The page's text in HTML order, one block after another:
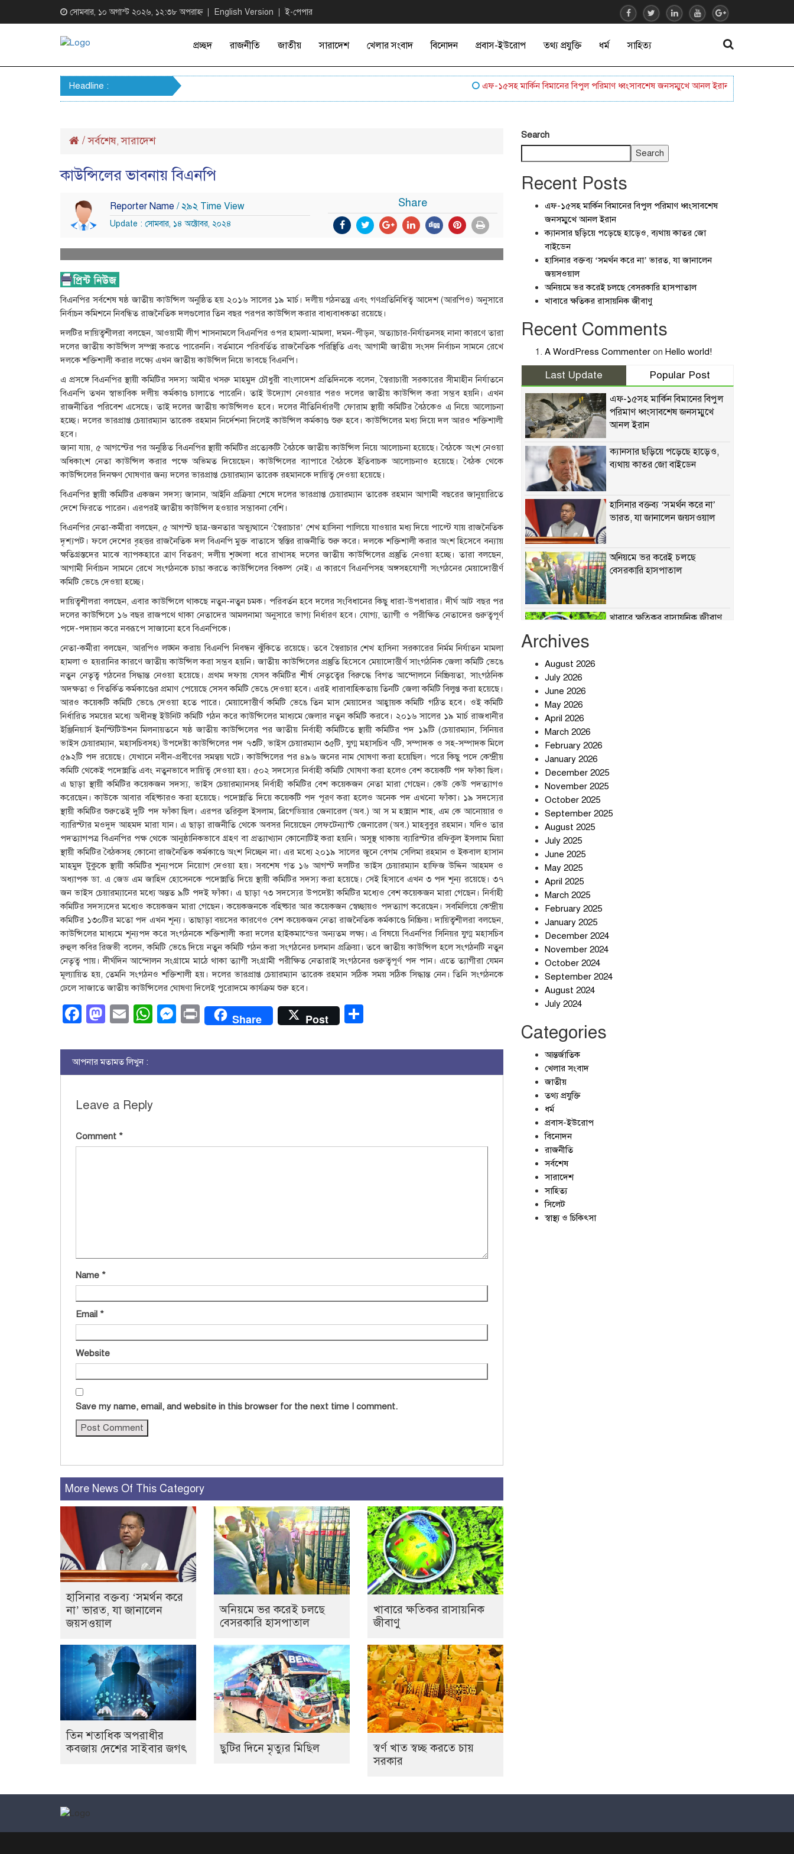
সোমবার, ১০ অগাস্ট ২০২৬, ১২:৩৮ অপরাহ্ন English Version ই-পেপার
প্রচ্ছদ রাজনীতি জাতীয় সারাদেশ খেলার সংবাদ বিনোদন প্রবাস-ইউরোপ তথ্য প্রযুক্তি ধর্ম সাহিত্য
Headline : এফ-১৫সহ মার্কিন বিমানের বিপুল পরিমাণ ধ্বংসাবশেষ জনসম্মুখে আনল ইরান ক্যানসার ছড়িয়ে
/সর্বশেষ,সারাদেশ
কাউন্সিলের ভাবনায় বিএনপি
Reporter Name / ২৯২ Time View
Update : সোমবার, ১৪ অক্টোবর, ২০২৪
Share
বিএনপির সর্বশেষ ষষ্ঠ জাতীয় কাউন্সিল অনুষ্ঠিত হয় ২০১৬ সালের ১৯ মার্চ। দলীয় গঠনতন্ত্র এবং গণপ্রতিনিধিত্ব আদেশ (আরপিও) অনুসারে
নির্বাচন কমিশনে নিবন্ধিত রাজনৈতিক দলগুলোর তিন বছর পরপর কাউন্সিল করার বাধ্যবাধকতা রয়েছে।
দলটির দায়িত্বশীলরা বলছেন, আওয়ামী লীগ শাসনামলে বিএনপির ওপর হামলা-মামলা, দমন-পীড়ন, অত্যাচার-নির্যাতনসহ নানা কারণে তারা
দলের জাতীয় কাউন্সিল সম্পন্ন করতে পারেননি। বর্তমানে পরিবর্তিত রাজনৈতিক পরিস্থিতি এবং আগামী জাতীয় সংসদ নির্বাচন সামনে রেখে
দলকে শক্তিশালী করার লক্ষ্যে এখন জাতীয় কাউন্সিল নিয়ে ভাবছে বিএনপি।
এ প্রসঙ্গে বিএনপির স্থায়ী কমিটির সদস্য আমীর খসরু মাহমুদ চৌধুরী বাংলাদেশ প্রতিদিনকে বলেন, স্বৈরাচারী সরকারের সীমাহীন নির্যাতনে
বিএনপি তখন স্বাভাবিক দলীয় কর্মকাণ্ড চালাতে পারেনি। তাই উদ্যোগ নেওয়ার পরও দলের জাতীয় কাউন্সিল করা সম্ভব হয়নি। এখন
রাজনীতির পরিবেশ এসেছে। তাই দলের জাতীয় কাউন্সিলও হবে। দলের নীতিনির্ধারণী ফোরাম স্থায়ী কমিটির বৈঠকেও এ নিয়ে আলোচনা
হচ্ছে। দলের ভারপ্রাপ্ত চেয়ারম্যান তারেক রহমান নির্দেশনা দিলেই কাউন্সিল কর্মকাণ্ড শুরু হবে। কাউন্সিলের মধ্য দিয়ে দল আরও শক্তিশালী
হবে।
জানা যায়, ৫ আগস্টের পর অনুষ্ঠিত বিএনপির স্থায়ী কমিটির প্রত্যেকটি বৈঠকে জাতীয় কাউন্সিল নিয়ে আলোচনা হয়েছে। বৈঠকে অংশ নেওয়া
অধিকাংশ নেতা কাউন্সিল করার পক্ষে অভিমত দিয়েছেন। কাউন্সিলের ব্যাপারে বৈঠকে ইতিবাচক আলোচনাও হয়েছে। বৈঠক থেকে
কাউন্সিলের দিনক্ষণ ঘোষণার জন্য দলের ভারপ্রাপ্ত চেয়ারম্যান তারেক রহমানকে দায়িত্ব দেওয়া হয়েছে।
বিএনপির স্থায়ী কমিটির একজন সদস্য জানান, আইনি প্রক্রিয়া শেষে দলের ভারপ্রাপ্ত চেয়ারম্যান তারেক রহমান আগামী বছরের জানুয়ারিতে
দেশে ফিরতে পারেন। এরপরই জাতীয় কাউন্সিল হওয়ার সম্ভাবনা বেশি।
বিএনপির নেতা-কর্মীরা বলছেন, ৫ আগস্ট ছাত্র-জনতার অভ্যুত্থানে ‘স্বৈরাচার’ শেখ হাসিনা পালিয়ে যাওয়ার মধ্য দিয়ে পাল্টে যায় রাজনৈতিক
দৃশ্যপট। ফলে দেশের বৃহত্তর রাজনৈতিক দল বিএনপি মুক্ত বাতাসে স্বস্তির রাজনীতি শুরু করে। দলকে শক্তিশালী করার অংশ হিসেবে বন্যায়
ক্ষতিগ্রস্তদের মাঝে ব্যাপকহারে ত্রাণ বিতরণ; দলীয় শৃঙ্খলা ধরে রাখাসহ দলের জাতীয় কাউন্সিলের প্রস্তুতি নেওয়া হচ্ছে। তারা বলছেন,
আগামী নির্বাচন সামনে রেখে সংগঠনকে চাঙা করতে কাউন্সিলের বিকল্প নেই। এ কারণে বিএনপিসহ অঙ্গসহযোগী সংগঠনের মেয়াদোত্তীর্ণ
কমিটি ভেঙে দেওয়া হচ্ছে।
দায়িত্বশীলরা বলছেন, এবার কাউন্সিলে থাকছে নতুন-নতুন চমক। পরিবর্তন হবে দলের সংবিধানের কিছু ধারা-উপধারার। দীর্ঘ আট বছর পর
দলের কাউন্সিলে ১৬ বছর রাজপথে থাকা নেতাদের আমলনামা অনুসারে ভাগ্য নির্ধারণ হবে। যোগ্য, ত্যাগী ও পরীক্ষিত নেতাদের গুরুত্বপূর্ণ
পদে-পদায়ন করে নবরূপে সাজানো হবে বিএনপিকে।
নেতা-কর্মীরা বলছেন, আরপিও লঙ্ঘন করায় বিএনপি নিবন্ধন ঝুঁকিতে রয়েছে। তবে স্বৈরাচার শেখ হাসিনা সরকারের নির্মম নির্যাতন মামলা
হামলা ও হয়রানির কারণে জাতীয় কাউন্সিল করা সম্ভব হয়নি। জাতীয় কাউন্সিলের প্রস্তুতি হিসেবে মেয়াদোত্তীর্ণ সাংগঠনিক জেলা কমিটি ভেঙে
নতুন নেতৃত্ব গঠনের সিদ্ধান্ত নেওয়া হয়েছে। প্রথম দফায় যেসব কমিটির শীর্ষ নেতৃত্বের বিরুদ্ধে বিগত আন্দোলনে নিষ্ক্রিয়তা, সাংগঠনিক
অদক্ষতা ও বিতর্কিত কর্মকাণ্ডের প্রমাণ পেয়েছে সেসব কমিটি ভেঙে দেওয়া হবে। এরই ধারাবাহিকতায় তিনটি জেলা কমিটি বিলুপ্ত করা হয়েছে।
আরও কয়েকটি কমিটি ভেঙে দেওয়া হতে পারে। মেয়াদোত্তীর্ণ কমিটি ভেঙে তিন মাস মেয়াদের আহ্বায়ক কমিটি গঠিত হবে। ওই কমিটি
নির্ধারিত সময়ের মধ্যে অধীনস্থ ইউনিট কমিটি গঠন করে কাউন্সিলের মাধ্যমে জেলার নতুন কমিটি করবে। ২০১৬ সালের ১৯ মার্চ রাজধানীর
ইঞ্জিনিয়ার্স ইনস্টিটিউশন মিলনায়তনে ষষ্ঠ জাতীয় কাউন্সিলের পর জাতীয় নির্বাহী কমিটিতে স্থায়ী কমিটির পদ ১৯টি (চেয়ারম্যান, সিনিয়র
ভাইস চেয়ারম্যান, মহাসচিবসহ) উপদেষ্টা কাউন্সিলের পদ ৭৩টি, ভাইস চেয়ারম্যান ৩৫টি, যুগ্ম মহাসচিব ৭টি, সম্পাদক ও সহ-সম্পাদক মিলে
৫৯২টি পদ রয়েছে। যেখানে নবীন-প্রবীণের সমন্বয় ঘটে। কাউন্সিলের পর ৪৯৬ জনের নাম ঘোষণা করা হয়েছিল। পরে কিছু পদে কেন্দ্রীয়
কমিটি থেকেই পদোন্নতি এবং নতুনভাবে দায়িত্ব দেওয়া হয়। ৫০২ সদস্যের নির্বাহী কমিটি ঘোষণা করা হলেও বেশ কয়েকটি পদ ফাঁকা ছিল।
এ ছাড়া স্থায়ী কমিটির কয়েকজন সদস্য, ভাইস চেয়ারম্যানসহ নির্বাহী কমিটির বেশ কয়েকজন নেতা মারা গেছেন। কেউ কেউ পদত্যাগও
করেছেন। কাউকে আবার বহিষ্কারও করা হয়েছে। পদোন্নতি দিয়ে কয়েকটি পদ পূরণ করা হলেও অনেক পদ এখনো ফাঁকা। ১৯ সদস্যের
স্থায়ী কমিটির শুরুতেই দুটি পদ ফাঁকা ছিল। এরপর তরিকুল ইসলাম, ব্রিগেডিয়ার জেনারেল (অব.) আ স ম হান্নান শাহ, এম কে আনোয়ার ও
ব্যারিস্টার মওদুদ আহমদ মারা যান। এ ছাড়া রাজনীতি থেকে অবসর নিয়েছেন লেফটেন্যান্ট জেনারেল (অব.) মাহবুবুর রহমান। যদিও তার
পদত্যাগপত্র বিএনপির পক্ষ থেকে আনুষ্ঠানিকভাবে গ্রহণ বা প্রত্যাখ্যান কোনোটিই করা হয়নি। অসুস্থ থাকায় ব্যারিস্টার রফিকুল ইসলাম মিয়া
স্থায়ী কমিটির বৈঠকসহ কোনো রাজনৈতিক কর্মকাণ্ডে অংশ নিচ্ছেন না। এর মধ্যে ২০১৯ সালের জুনে বেগম সেলিমা রহমান ও ইকবাল হাসান
মাহমুদ টুকুকে স্থায়ী কমিটির শূন্যপদে নিয়োগ দেওয়া হয়। সবশেষ গত ১৬ আগস্ট দলটির ভাইস চেয়ারম্যান হাফিজ উদ্দিন আহমদ ও
অধ্যাপক ডা. এ জেড এম জাহিদ হোসেনকে পদোন্নতি দিয়ে স্থায়ী কমিটির সদস্য করা হয়েছে। সেই হিসাবে এখন ৩ পদ শূন্য রয়েছে। ৩৭
জন ভাইস চেয়ারম্যানের মধ্যে অন্তত ৯টি পদই ফাঁকা। এ ছাড়া ৭৩ সদস্যের উপদেষ্টা কমিটির মধ্যেও বেশ কয়েকজন মারা গেছেন। নির্বাহী
কমিটির সদস্যদের মধ্যেও কয়েকজন মারা গেছেন। কয়েকজনকে বহিষ্কার আর কয়েকজন স্বেচ্ছায়ও পদত্যাগ করেছেন। সবমিলিয়ে কেন্দ্রীয়
কমিটির ১৩০টির মতো পদ এখন শূন্য। তাছাড়া বয়সের কারণেও বেশ কয়েকজন নেতা রাজনৈতিক কর্মকাণ্ডে নিষ্ক্রিয়। দায়িত্বশীলরা বলছেন,
কাউন্সিলের মাধ্যমে শূন্যপদ করে সংগঠনকে শক্তিশালী করা দলের হাইকমান্ডের অন্যতম লক্ষ্য। এ বিষয়ে বিএনপির সিনিয়র যুগ্ম মহাসচিব
রুহুল কবির রিজভী বলেন, কমিটি ভেঙে দিয়ে নতুন কমিটি গঠন করা সংগঠনের চলমান প্রক্রিয়া। তবে জাতীয় কাউন্সিল হলে সংগঠনটি নতুন
নেতৃত্ব পায়। দীর্ঘদিন আন্দোলন সংগ্রামে মাঠে থাকা ত্যাগী সংগ্রামী পরীক্ষিত নেতারাই সংগঠনের গুরুত্বপূর্ণ পদ পান। এতে ত্যাগীরা যেমন
মূল্যায়িত হয়, তেমনি সংগঠনও শক্তিশালী হয়। দলের ভারপ্রাপ্ত চেয়ারম্যান তারেক রহমান সঠিক সময় সঠিক সিদ্ধান্ত নেন। তিনি সংগঠনকে
ঢেলে সাজাতে জাতীয় কাউন্সিলের ঘোষণা দিলেই পুরোদমে কার্যক্রম শুরু হবে।
Facebook
Mastodon
EmailWhatsApp
Messenger
PrintShare Post
আপনার মতামত লিখুন :
Leave a Reply
Comment *
Name *
Email *
Website
Save my name, email, and website in this browser for the next time I comment.
More News Of This Category
হাসিনার বক্তব্য ‘সমর্থন করে
না’ ভারত, যা জানালেন
জয়সওয়াল
অনিয়মে ভর করেই চলছে
বেসরকারি হাসপাতাল
খাবারে ক্ষতিকর রাসায়নিক
জীবাণু
তিন শতাধিক অপরাধীর
কবজায় দেশের সাইবার জগৎ
ছুটির দিনে মৃত্যুর মিছিল
স্বর্ণ খাত স্বচ্ছ করতে চায়
সরকার
Search
Search
Recent Posts
এফ-১৫সহ মার্কিন বিমানের বিপুল পরিমাণ ধ্বংসাবশেষ
জনসম্মুখে আনল ইরান
ক্যানসার ছড়িয়ে পড়েছে হাড়েও, ব্যথায় কাতর জো
বাইডেন
হাসিনার বক্তব্য ‘সমর্থন করে না’ ভারত, যা জানালেন
জয়সওয়াল
অনিয়মে ভর করেই চলছে বেসরকারি হাসপাতাল
খাবারে ক্ষতিকর রাসায়নিক জীবাণু
Recent Comments
A WordPress Commenter on Hello world!
Last Update Popular Post
এফ-১৫সহ মার্কিন বিমানের বিপুল
পরিমাণ ধ্বংসাবশেষ জনসম্মুখে
আনল ইরান
ক্যানসার ছড়িয়ে পড়েছে হাড়েও,
ব্যথায় কাতর জো বাইডেন
হাসিনার বক্তব্য ‘সমর্থন করে না’
ভারত, যা জানালেন জয়সওয়াল
অনিয়মে ভর করেই চলছে
বেসরকারি হাসপাতাল
খাবারে ক্ষতিকর রাসায়নিক জীবাণু
Archives
August 2026
July 2026
June 2026
May 2026
April 2026
March 2026
February 2026
January 2026
December 2025
November 2025
October 2025
September 2025
August 2025
July 2025
June 2025
May 2025
April 2025
March 2025
February 2025
January 2025
December 2024
November 2024
October 2024
September 2024
August 2024
July 2024
Categories
আন্তর্জাতিক
খেলার সংবাদ
জাতীয়
তথ্য প্রযুক্তি
ধর্ম
প্রবাস-ইউরোপ
বিনোদন
রাজনীতি
সর্বশেষ
সারাদেশ
সাহিত্য
সিলেট
স্বাস্থ্য ও চিকিৎসা